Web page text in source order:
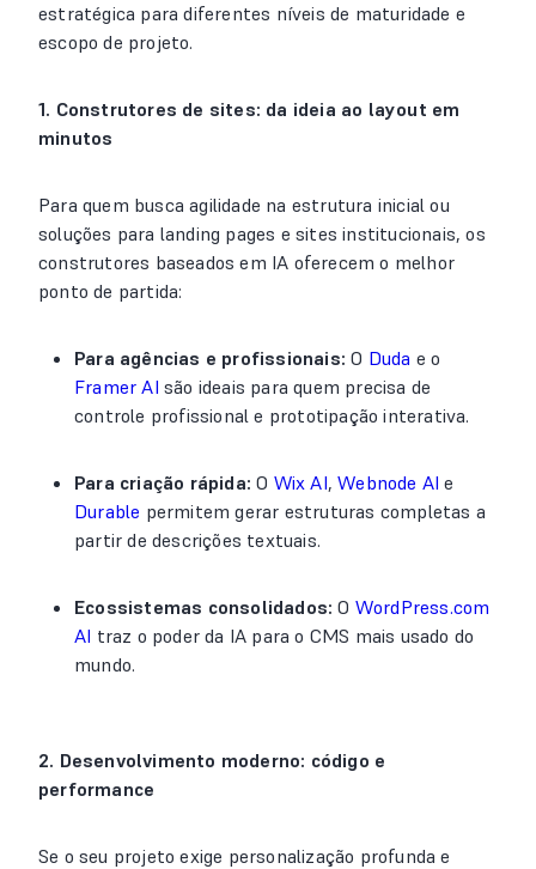
estratégica para diferentes níveis de maturidade e
escopo de projeto.
1. Construtores de sites: da ideia ao layout em
minutos
Para quem busca agilidade na estrutura inicial ou
soluções para landing pages e sites institucionais, os
construtores baseados em IA oferecem o melhor
ponto de partida:
Para agências e profissionais: O Duda e o
Framer AI são ideais para quem precisa de
controle profissional e prototipação interativa.
Para criação rápida: O Wix AI,Webnode AI e
Durable permitem gerar estruturas completas a
partir de descrições textuais.
Ecossistemas consolidados: O WordPress.com
AI traz o poder da IA para o CMS mais usado do
mundo.
2. Desenvolvimento moderno: código e
performance
Se o seu projeto exige personalização profunda e